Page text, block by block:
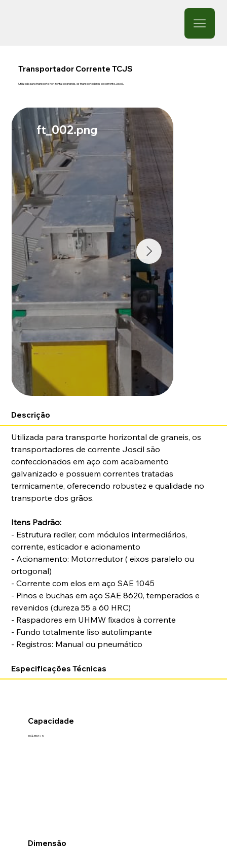
Transportador Corrente TCJS
Utilizada para transporte horizontal de graneis, os transportadores de corrente Joscil...
ft_002.png
Descrição
Utilizada para transporte horizontal de graneis, os
transportadores de corrente Joscil são
confeccionados em aço com acabamento
galvanizado e possuem correntes tratadas
termicamente, oferecendo robustez e qualidade no
transporte dos grãos.
Itens Padrão:
- Estrutura redler, com módulos intermediários,
corrente, esticador e acionamento
- Acionamento: Motorredutor ( eixos paralelo ou
ortogonal)
- Corrente com elos em aço SAE 1045
- Pinos e buchas em aço SAE 8620, temperados e
- Fundo totalmente liso autolimpante
- Registros: Manual ou pneumático
Especificações Técnicas
Capacidade
60 à 350 t / h
Dimensão